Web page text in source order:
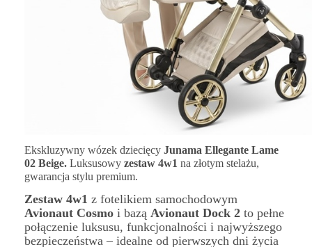
Ekskluzywny wózek dziecięcy Junama Ellegante Lame
02 Beige. Luksusowy zestaw 4w1 na złotym stelażu,
gwarancja stylu premium.
Zestaw 4w1 z fotelikiem samochodowym
Avionaut Cosmo i bazą Avionaut Dock 2 to pełne
połączenie luksusu, funkcjonalności i najwyższego
bezpieczeństwa – idealne od pierwszych dni życia